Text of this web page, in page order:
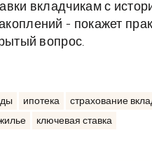
вкладчикам с
- покажет
вопрос.
ипотека
страхование
ключевая ставка